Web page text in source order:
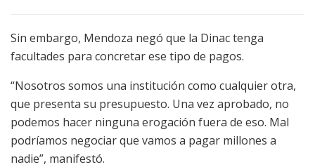
Sin embargo, Mendoza negó que la Dinac tenga
facultades para concretar ese tipo de pagos.
“Nosotros somos una institución como cualquier otra,
que presenta su presupuesto. Una vez aprobado, no
podemos hacer ninguna erogación fuera de eso. Mal
podríamos negociar que vamos a pagar millones a
nadie”, manifestó.